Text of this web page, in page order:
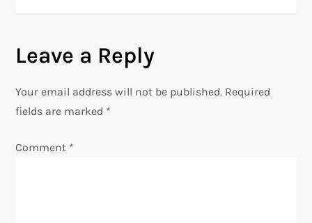
a
v
Leave a Reply
Your email address will not be published. Required
fields are marked *
Comment *